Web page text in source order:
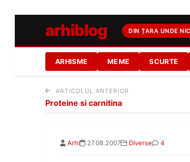
arhiblog DIN ȚARA UNDE
ARHISME MEME SCURTE
ARTICOLUL ANTERIOR
Proteine si carnitina
Arhi 27.08.2007 Diverse 4